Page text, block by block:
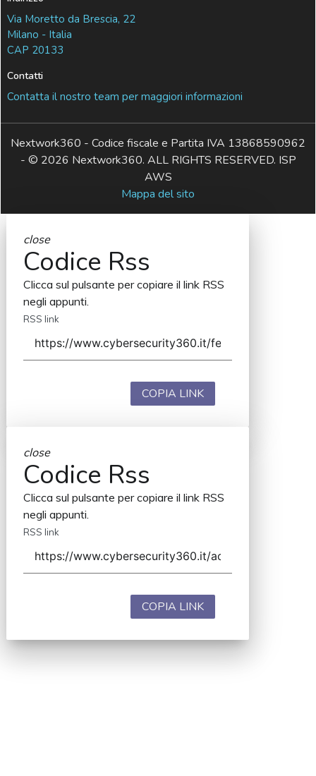
Via Moretto da Brescia, 22
Milano - Italia
CAP 20133
Contatti
Contatta il nostro team per maggiori informazioni
Nextwork360 - Codice fiscale e Partita IVA 13868590962
- © 2026 Nextwork360. ALL RIGHTS RESERVED. ISP
AWS
Mappa del sito
close
Codice Rss
Clicca sul pulsante per copiare il link RSS
negli appunti.
RSS link
COPIA LINK
close
Codice Rss
Clicca sul pulsante per copiare il link RSS
negli appunti.
RSS link
COPIA LINK